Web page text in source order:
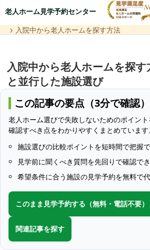
老人ホーム見学予約センター
入院中から老人ホームを探す方法
入院中から老人ホームを探す
と並行した施設選び
この記事の要点（3分で確認）
老人ホーム選びで失敗しないためのポイン
確認すべき点をわかりやすくまとめています
施設選びの比較ポイントを短時間で把握
見学前に聞くべき質問を先回りで確認で
希望条件に合う施設の見学予約を無料で
このまま見学予約する（無料・電話不要）
関連記事を探す